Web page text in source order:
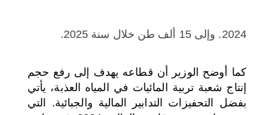
2024. وإلى 15 ألف طن خلال سنة 2025.
كما أوضح الوزير أن قطاعه يهدف إلى رفع حجم
إنتاج شعبة تربية المائيات في المياه العذبة، يأتي
بفضل التحفيزات التدابير المالية والجبائية. التي